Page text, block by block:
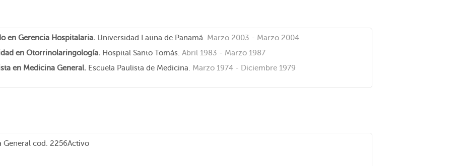
en Gerencia Hospitalaria. Universidad Latina de Panamá. Marzo 2003 - Marzo 2004
en Otorrinolaringología. Hospital Santo Tomás. Abril 1983 - Marzo 1987
en Medicina General. Escuela Paulista de Medicina. Marzo 1974 - Diciembre 1979
General cod. 2256Activo